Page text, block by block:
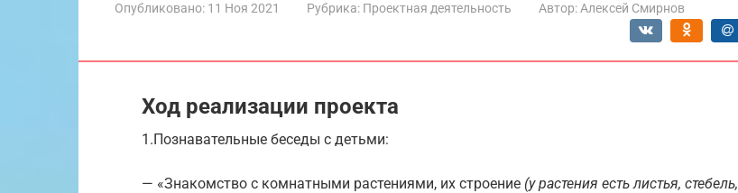
Опубликовано: 11 Ноя 2021 Рубрика: Проектная деятельность Автор: Алексей Смирнов
Ход реализации проекта
1.Познавательные беседы с детьми:
— «Знакомство с комнатными растениями, их строение (у растения есть листья, стебель,